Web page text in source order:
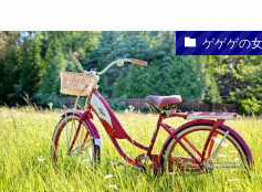
ゲゲゲの